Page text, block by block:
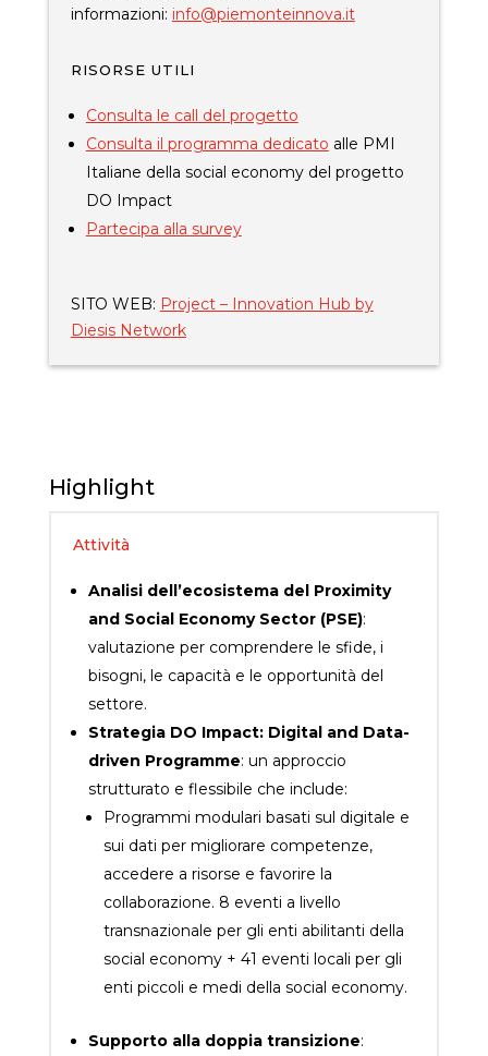
informazioni: info@piemonteinnova.it
RISORSE UTILI
Consulta le call del progetto
Consulta il programma dedicato alle PMI
Italiane della social economy del progetto
DO Impact
Partecipa alla survey
SITO WEB: Project – Innovation Hub by
Diesis Network
Highlight
Attività
Analisi dell’ecosistema del Proximity
and Social Economy Sector (PSE):
valutazione per comprendere le sfide, i
bisogni, le capacità e le opportunità del
settore.
Strategia DO Impact: Digital and Data-
driven Programme: un approccio
strutturato e flessibile che include:
Programmi modulari basati sul digitale e
sui dati per migliorare competenze,
accedere a risorse e favorire la
collaborazione. 8 eventi a livello
transnazionale per gli enti abilitanti della
social economy + 41 eventi locali per gli
enti piccoli e medi della social economy.
Supporto alla doppia transizione: